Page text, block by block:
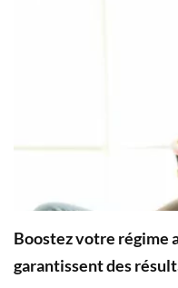
Boostez votre régime
garantissent des